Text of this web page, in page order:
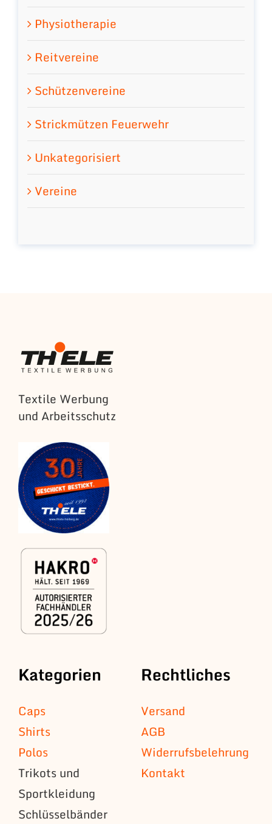
Physiotherapie
Reitvereine
Schützenvereine
Strickmützen Feuerwehr
Unkategorisiert
Vereine
Textile Werbung
und Arbeitsschutz
Kategorien
Caps
Shirts
Polos
Trikots und
Sportkleidung
Schlüsselbänder
Rechtliches
Versand
AGB
Widerrufsbelehrung
Kontakt